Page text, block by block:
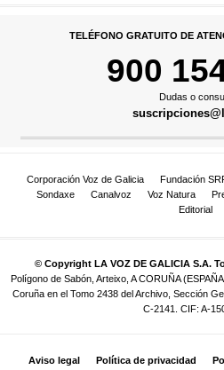
TELÉFONO GRATUITO DE
900
Dudas o
Corporación Voz de Galicia Fundación
Sondaxe
Canalvoz Voz Natura
Editorial
© Copyright LA VOZ DE GALICIA S.A.
Polígono de Sabón, Arteixo, A CORUÑA
Coruña en el Tomo 2438 del Archivo, Sección
C-2141. CIF: A-
Aviso legal Política de privacidad